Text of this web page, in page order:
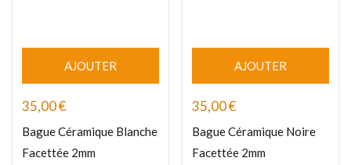
AJOUTER
35,00€
Bague Céramique Blanche
Facettée 2mm
AJOUTER
35,00€
Bague Céramique Noire
Facettée 2mm